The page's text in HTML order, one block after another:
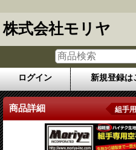
株式会社モリヤ
ログイン 新規登録は
商品詳細 組手